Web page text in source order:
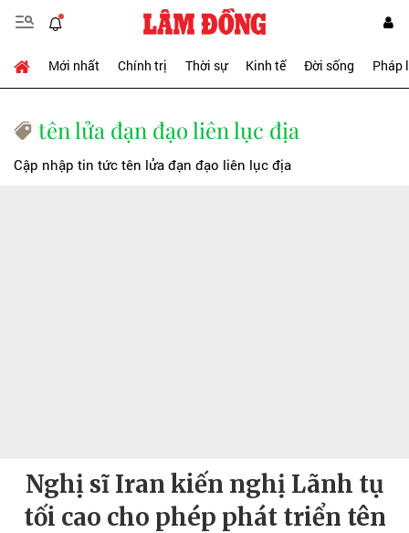
Mới nhất Chính trị Thời sự Kinh tế Đời sống Pháp
tên lửa đạn đạo liên lục địa
Cập nhập tin tức tên lửa đạn đạo liên lục địa
Nghị sĩ Iran kiến nghị Lãnh tụ
tối cao cho phép phát triển tên